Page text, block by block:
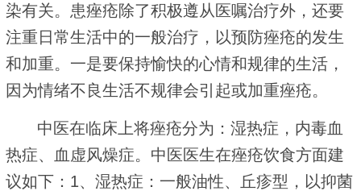
染有关。患痤疮除了积极遵从医嘱治疗外，还要
注重日常生活中的一般治疗，以预防痤疮的发生
和加重。一是要保持愉快的心情和规律的生活，
因为情绪不良生活不规律会引起或加重痤疮。
中医在临床上将痤疮分为：湿热症，内毒血
热症、血虚风燥症。中医医生在痤疮饮食方面建
议如下：1、湿热症：一般油性、丘疹型，以抑菌